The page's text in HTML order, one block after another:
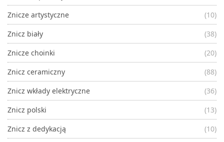
Znicze artystyczne
(10)
Znicz biały
(38)
Znicze choinki
(20)
Znicz ceramiczny
(88)
Znicz wkłady elektryczne
(36)
Znicz polski
(13)
Znicz z dedykacją
(10)